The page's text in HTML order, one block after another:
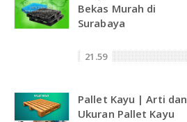
Bekas Murah di
Surabaya
21.59
Pallet Kayu | Arti dan
Ukuran Pallet Kayu